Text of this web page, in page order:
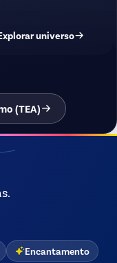
universo
(TEA)
Encantamento